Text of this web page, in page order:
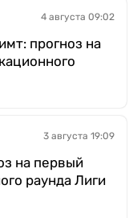
4 августа 09:02
прогноз на
3 августа 19:09
на первый
раунда Лиги